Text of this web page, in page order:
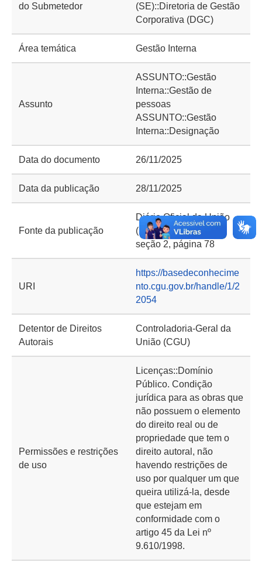
do Submetedor
(SE)::Diretoria de Gestão
Corporativa (DGC)
Área temática Gestão Interna
Assunto
ASSUNTO::Gestão
Interna::Gestão de
pessoas
ASSUNTO::Gestão
Interna::Designação
Data do documento 26/11/2025
Data da publicação 28/11/2025
Fonte da publicação
Diário Oficial da União
(DOU) de 28/11/2025,
seção 2, página 78
URI
https://basedeconhecime
nto.cgu.gov.br/handle/1/2
2054
Detentor de Direitos
Autorais
Controladoria-Geral da
União (CGU)
Permissões e restrições
de uso
Licenças::Domínio
Público. Condição
jurídica para as obras que
não possuem o elemento
do direito real ou de
propriedade que tem o
direito autoral, não
havendo restrições de
uso por qualquer um que
queira utilizá-la, desde
que estejam em
conformidade com o
artigo 45 da Lei nº
9.610/1998.